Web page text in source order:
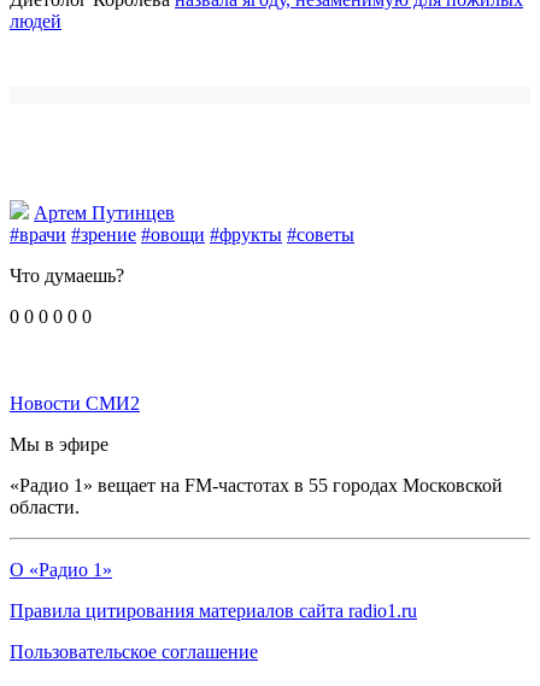
людей
Артем Путинцев
#врачи #зрение #овощи #фрукты #советы
Что думаешь?
0 0 0 0 0 0
Новости СМИ2
Мы в эфире
«Радио 1» вещает на FM-частотах в 55 городах Московской
области.
О «Радио 1»
Правила цитирования материалов сайта radio1.ru
Пользовательское соглашение